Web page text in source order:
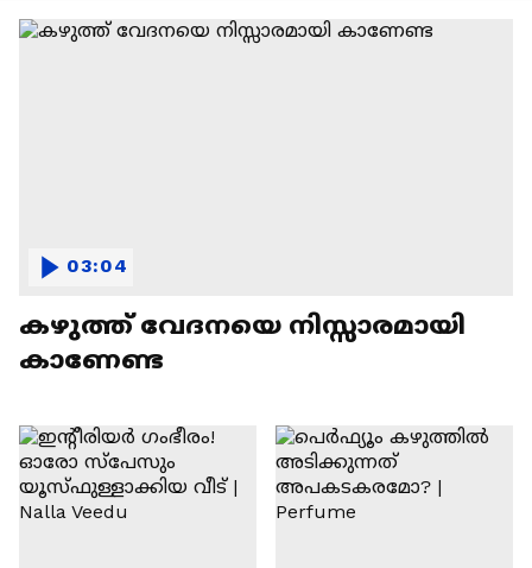
കഴുത്ത് വേദനയെ നിസ്സാരമായി
കാണേണ്ട
03:04